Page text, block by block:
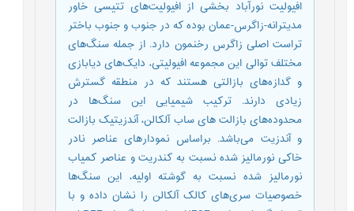
افیولیت نورآباد بخشی از افیولیت‌های تتیسی خاور
مدیترانه-زاگرس-عمان بوده که در جنوب و جنوب باختر
تراست اصلی زاگرس رخنمون دارد. از جمله سنگ‌های
مختلف توالی این مجموعه افیولیتی، دایک‌های دیابازی
و گدازه‌های بازالتی هستند که در منطقه گسترش
زیادی دارند. ترکیب شیمیایی این سنگ‌ها در
محدوده‌های بازالت های ساب آلکالن، آندزیتیک بازالت
و آندزیت می‌باشد. براساس نمودارهای عناصر نادر
خاکی نورمالیز شده نسبت به کندریت و عناصر کمیاب
نورمالیز شده نسبت به گوشته اولیه، این سنگ‌ها
خصوصیات سری‌های کالک آلکالن را نشان داده و با